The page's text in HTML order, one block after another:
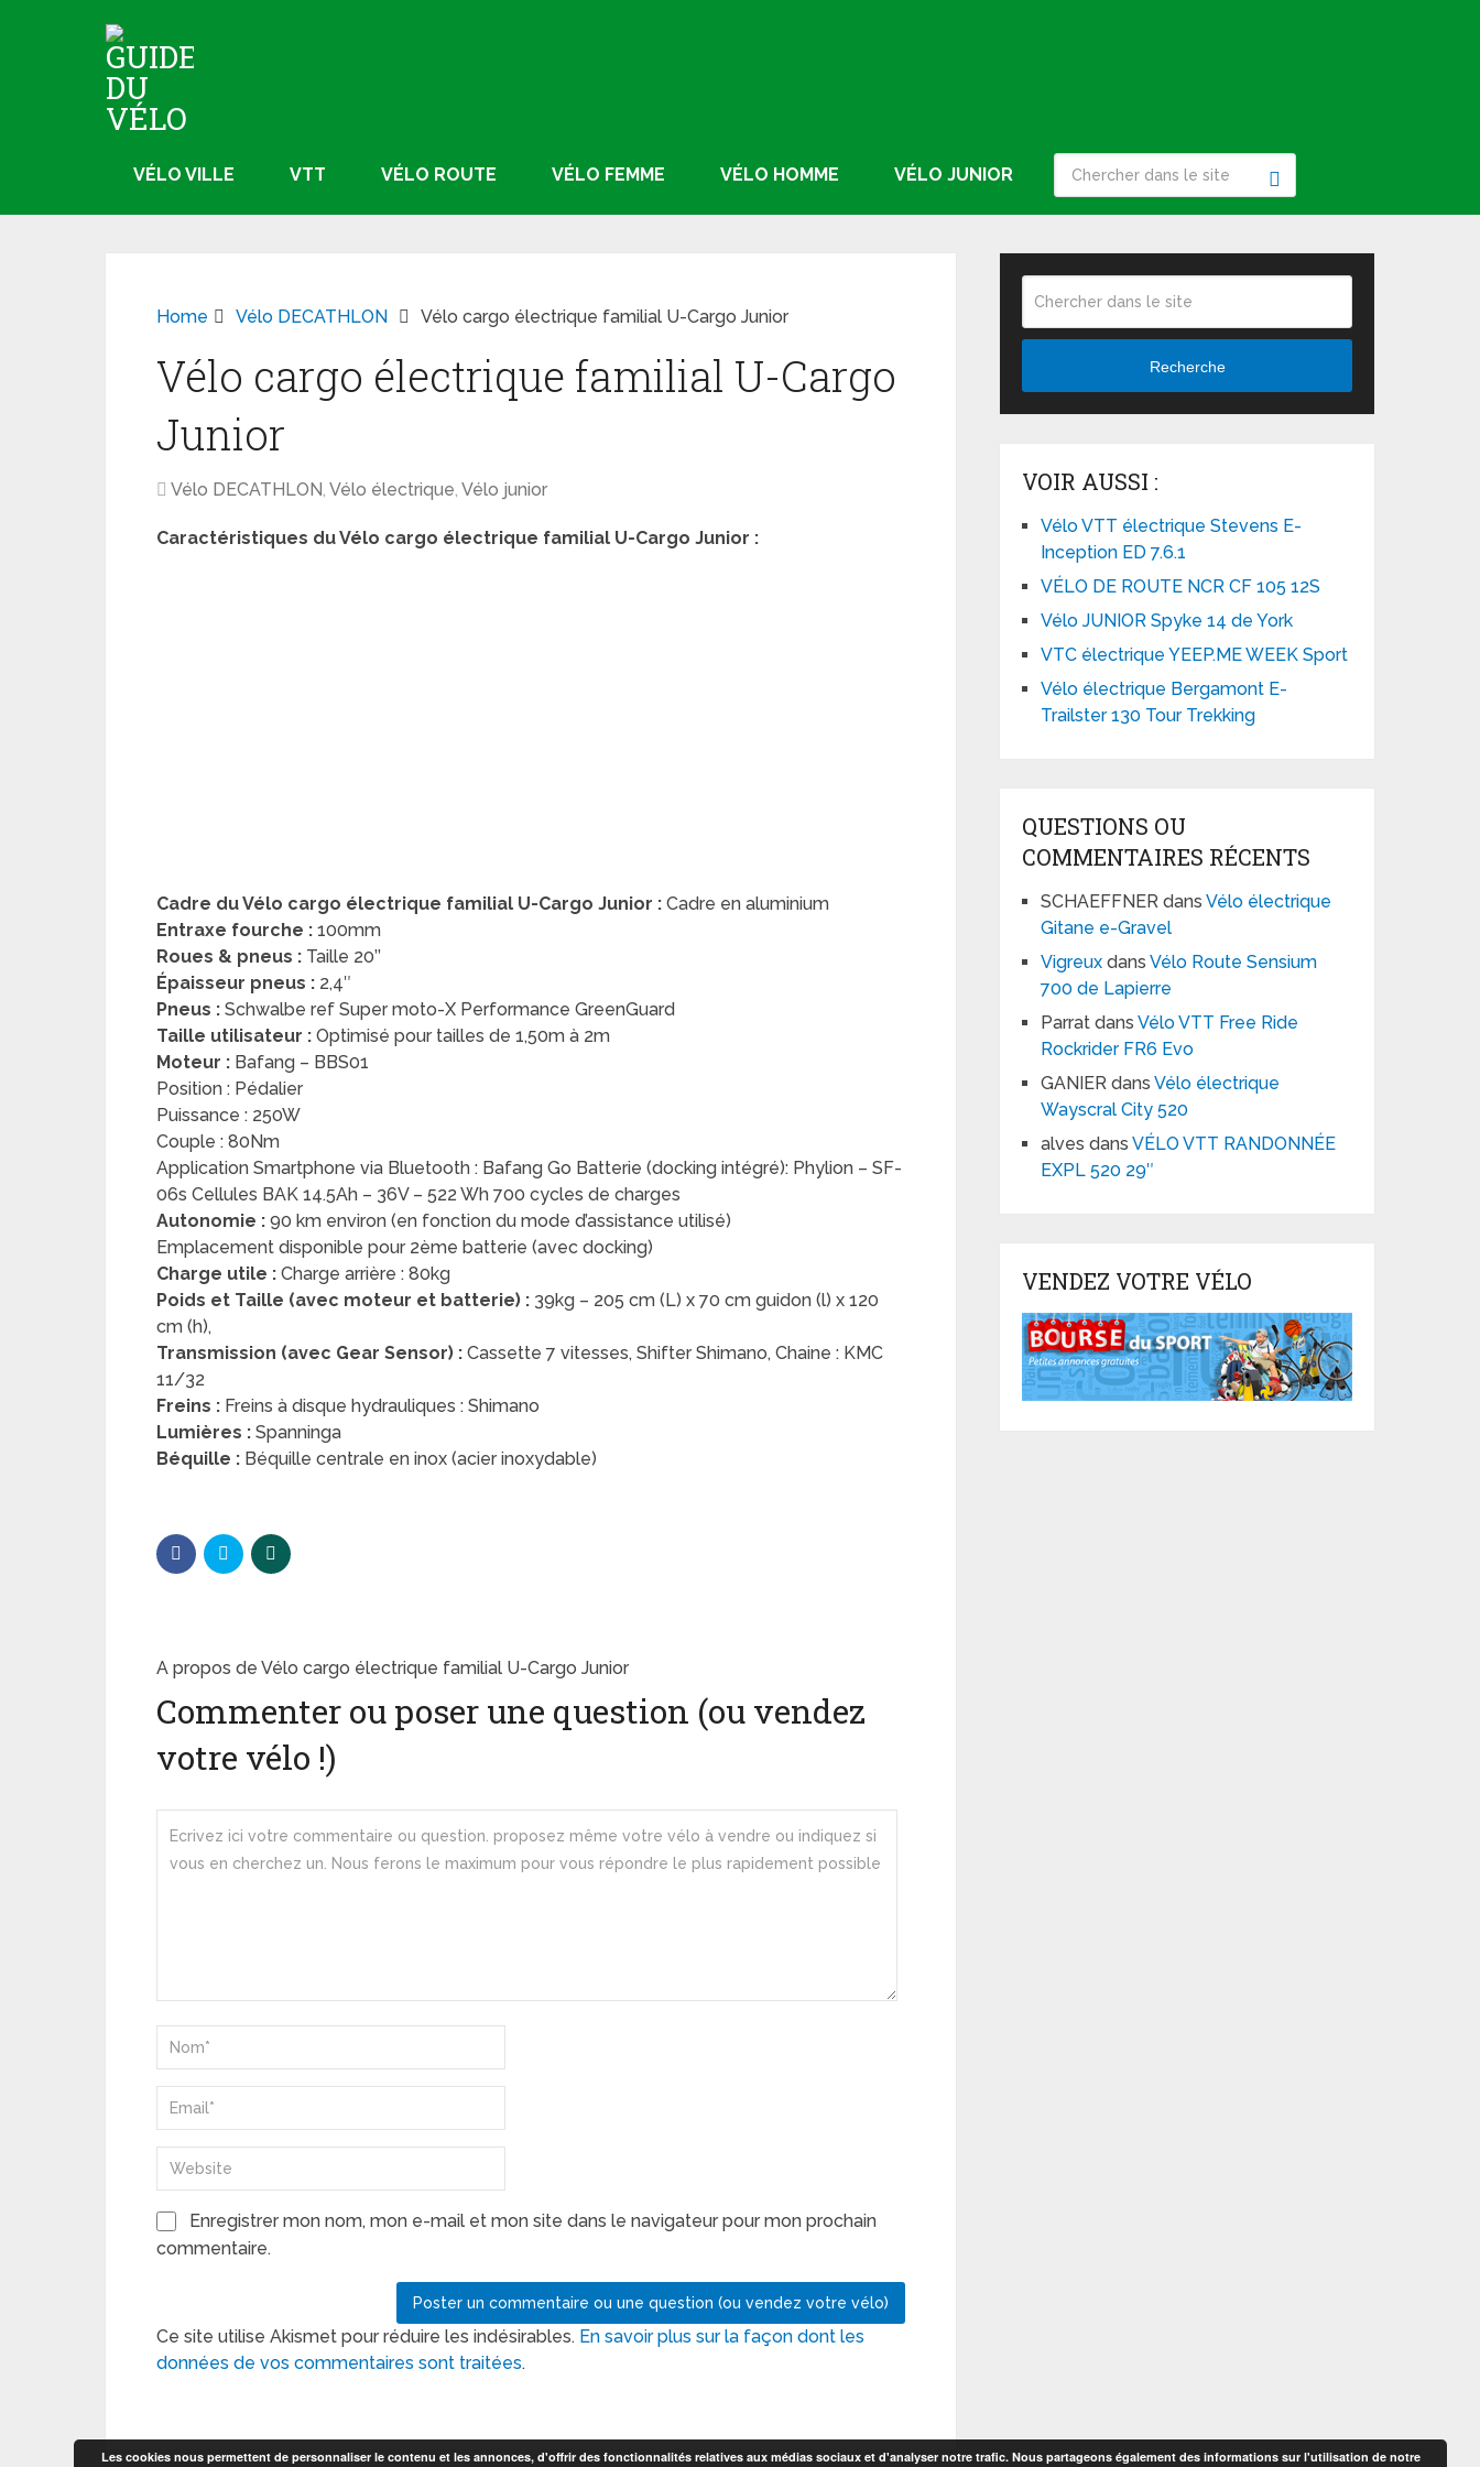
VÉLO VILLE VTT VÉLO ROUTE VÉLO FEMME VÉLO HOMME VÉLO JUNIOR
Home Vélo DECATHLON Vélo cargo électrique familial U-Cargo Junior
Vélo cargo électrique familial U-Cargo
Junior
Vélo DECATHLON, Vélo électrique, Vélo junior
Caractéristiques du Vélo cargo électrique familial U-Cargo Junior :
Cadre du Vélo cargo électrique familial U-Cargo Junior : Cadre en aluminium
Entraxe fourche : 100mm
Roues & pneus : Taille 20’’
Épaisseur pneus : 2,4″
Pneus : Schwalbe ref Super moto-X Performance GreenGuard
Taille utilisateur : Optimisé pour tailles de 1,50m à 2m
Moteur : Bafang – BBS01
Position : Pédalier
Puissance : 250W
Couple : 80Nm
Application Smartphone via Bluetooth : Bafang Go Batterie (docking intégré): Phylion – SF-
06s Cellules BAK 14.5Ah – 36V – 522 Wh 700 cycles de charges
Autonomie : 90 km environ (en fonction du mode d’assistance utilisé)
Emplacement disponible pour 2ème batterie (avec docking)
Charge utile : Charge arrière : 80kg
Poids et Taille (avec moteur et batterie) : 39kg – 205 cm (L) x 70 cm guidon (l) x 120
cm (h),
Transmission (avec Gear Sensor) : Cassette 7 vitesses, Shifter Shimano, Chaine : KMC
11/32
Freins : Freins à disque hydrauliques : Shimano
Lumières : Spanninga
Béquille : Béquille centrale en inox (acier inoxydable)
A propos de Vélo cargo électrique familial U-Cargo Junior
Commenter ou poser une question (ou vendez
votre vélo !)
Enregistrer mon nom, mon e-mail et mon site dans le navigateur pour mon prochain
commentaire.
Ce site utilise Akismet pour réduire les indésirables. En savoir plus sur la façon dont les
données de vos commentaires sont traitées.
Recherche
VOIR AUSSI :
Vélo VTT électrique Stevens E-
Inception ED 7.6.1
VÉLO DE ROUTE NCR CF 105 12S
Vélo JUNIOR Spyke 14 de York
VTC électrique YEEP.ME WEEK Sport
Vélo électrique Bergamont E-
Trailster 130 Tour Trekking
QUESTIONS OU
COMMENTAIRES RÉCENTS
SCHAEFFNER dansVélo électrique
Gitane e-Gravel
Vigreux dansVélo Route Sensium
700 de Lapierre
Parrat dansVélo VTT Free Ride
Rockrider FR6 Evo
GANIER dansVélo électrique
Wayscral City 520
alves dansVÉLO VTT RANDONNÉE
EXPL 520 29″
VENDEZ VOTRE VÉLO
Les cookies nous permettent de personnaliser le contenu et les annonces, d'offrir des fonctionnalités relatives aux médias sociaux et d'analyser notre trafic. Nous partageons également des informations sur l'utilisation de notre